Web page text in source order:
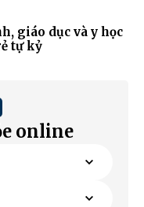
giáo dục và y học
tự kỷ
online